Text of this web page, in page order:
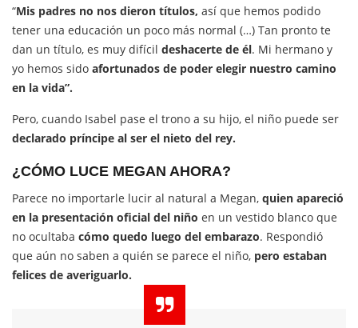
“Mis padres no nos dieron títulos, así que hemos podido
tener una educación un poco más normal (…) Tan pronto te
dan un título, es muy difícil deshacerte de él. Mi hermano y
yo hemos sido afortunados de poder elegir nuestro camino
en la vida”.
Pero, cuando Isabel pase el trono a su hijo, el niño puede ser
declarado príncipe al ser el nieto del rey.
¿CÓMO LUCE MEGAN AHORA?
Parece no importarle lucir al natural a Megan, quien apareció
en la presentación oficial del niño en un vestido blanco que
no ocultaba cómo quedo luego del embarazo. Respondió
que aún no saben a quién se parece el niño, pero estaban
felices de averiguarlo.